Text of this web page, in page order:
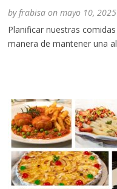
byfrabisa onmayo 10, 2025
Planificar nuestras
manera de mantener una